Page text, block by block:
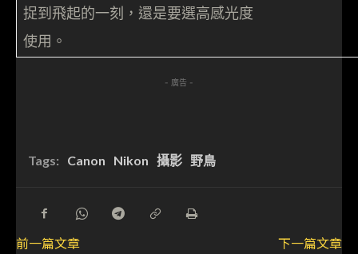
捉到飛起的一刻，還是要選高感光度
使用。
- 廣告 -
Tags: Canon Nikon 攝影 野鳥
前一篇文章
下一篇文章